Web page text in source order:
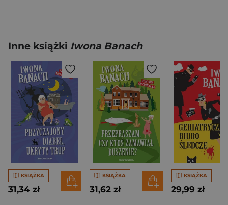
Inne książki Iwona Banach
KSIĄŻKA
31,34 zł
KSIĄŻKA
31,62 zł
KSIĄŻKA
29,99 zł